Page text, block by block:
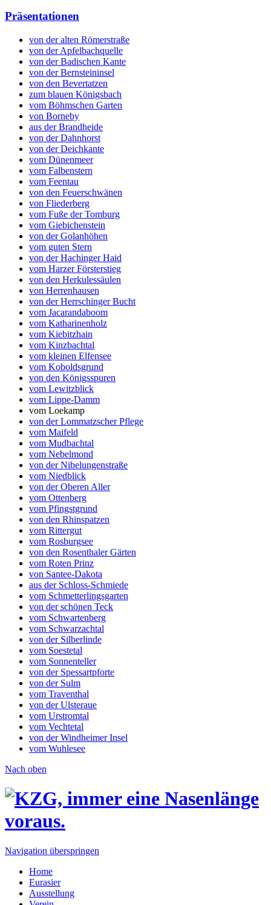
Präsentationen
von der alten Römerstraße
von der Apfelbachquelle
von der Badischen Kante
von der Bernsteininsel
von den Bevertatzen
zum blauen Königsbach
vom Böhmschen Garten
von Borneby
aus der Brandheide
von der Dahnhorst
von der Deichkante
vom Dünenmeer
vom Falbenstern
vom Feentau
von den Feuerschwänen
von Fliederberg
vom Fuße der Tomburg
vom Giebichenstein
von der Golanhöhen
vom guten Stern
von der Hachinger Haid
vom Harzer Försterstieg
von den Herkulessäulen
von Herrenhausen
von der Herrschinger Bucht
vom Jacarandaboom
vom Katharinenholz
vom Kiebitzhain
vom Kinzbachtal
vom kleinen Elfensee
vom Koboldsgrund
von den Königsspuren
vom Lewitzblick
vom Lippe-Damm
vom Loekamp
von der Lommatzscher Pflege
vom Maifeld
vom Mudbachtal
vom Nebelmond
von der Nibelungenstraße
vom Niedblick
von der Oberen Aller
vom Ottenberg
vom Pfingstgrund
von den Rhinspatzen
vom Rittergut
vom Rosburgsee
von den Rosenthaler Gärten
vom Roten Prinz
von Santee-Dakota
aus der Schloss-Schmiede
vom Schmetterlingsgarten
von der schönen Teck
vom Schwartenberg
vom Schwarzachtal
von der Silberlinde
vom Soestetal
vom Sonnenteller
von der Spessartpforte
von der Sulm
vom Traventhal
von der Ulsteraue
vom Urstromtal
vom Vechtetal
von der Windheimer Insel
vom Wuhlesee
Nach oben
Navigation überspringen
Home
Eurasier
Ausstellung